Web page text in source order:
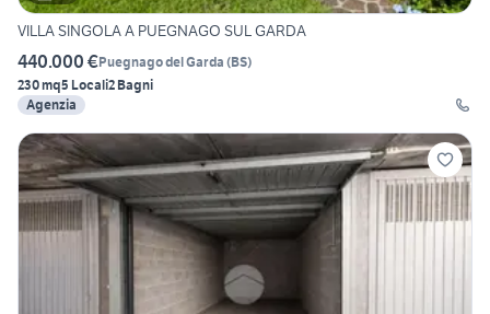
VILLA SINGOLA A PUEGNAGO SUL GARDA
440.000 €Puegnago del Garda (BS)
230 mq5 Locali2 Bagni
Agenzia